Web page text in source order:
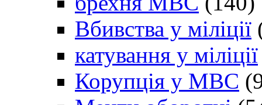
Вбивства у міліції
катування у міліції
Корупція у МВС